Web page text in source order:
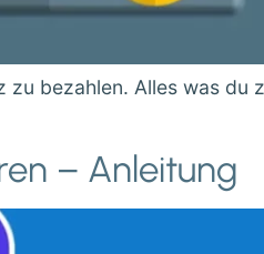
bezahlen. Alles was du
– Anleitung